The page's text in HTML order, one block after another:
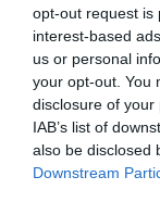
opt-out request is
interest-based
us or personal
your opt-out. You
disclosure of
IAB’s list of
also be disclosed
Downstream
Τέλος τηνπιο
την ανακάλυψα
Άνδρω, που
δημοτικής